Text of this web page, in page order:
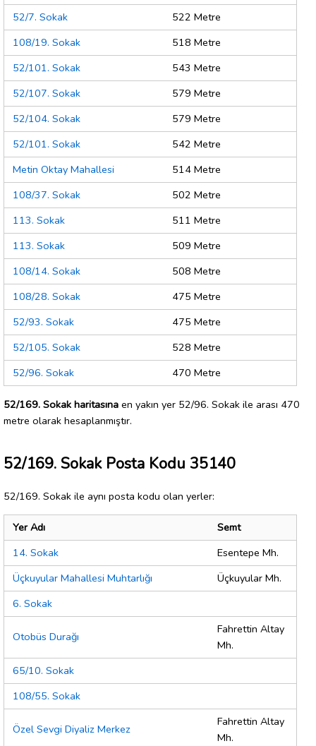
52/7. Sokak
522 Metre
108/19. Sokak
518 Metre
52/101. Sokak
543 Metre
52/107. Sokak
579 Metre
52/104. Sokak
579 Metre
52/101. Sokak
542 Metre
Metin Oktay Mahallesi
514 Metre
108/37. Sokak
502 Metre
113. Sokak
511 Metre
113. Sokak
509 Metre
108/14. Sokak
508 Metre
108/28. Sokak
475 Metre
52/93. Sokak
475 Metre
52/105. Sokak
528 Metre
52/96. Sokak
470 Metre
52/169. Sokak haritasına en yakın yer 52/96. Sokak ile arası 470
metre olarak hesaplanmıştır.
52/169. Sokak Posta Kodu 35140
52/169. Sokak ile aynı posta kodu olan yerler:
Yer Adı
Semt
14. Sokak
Esentepe Mh.
Üçkuyular Mahallesi Muhtarlığı
Üçkuyular Mh.
6. Sokak
Otobüs Durağı
Fahrettin Altay
Mh.
65/10. Sokak
108/55. Sokak
Özel Sevgi Diyaliz Merkez
Fahrettin Altay
Mh.